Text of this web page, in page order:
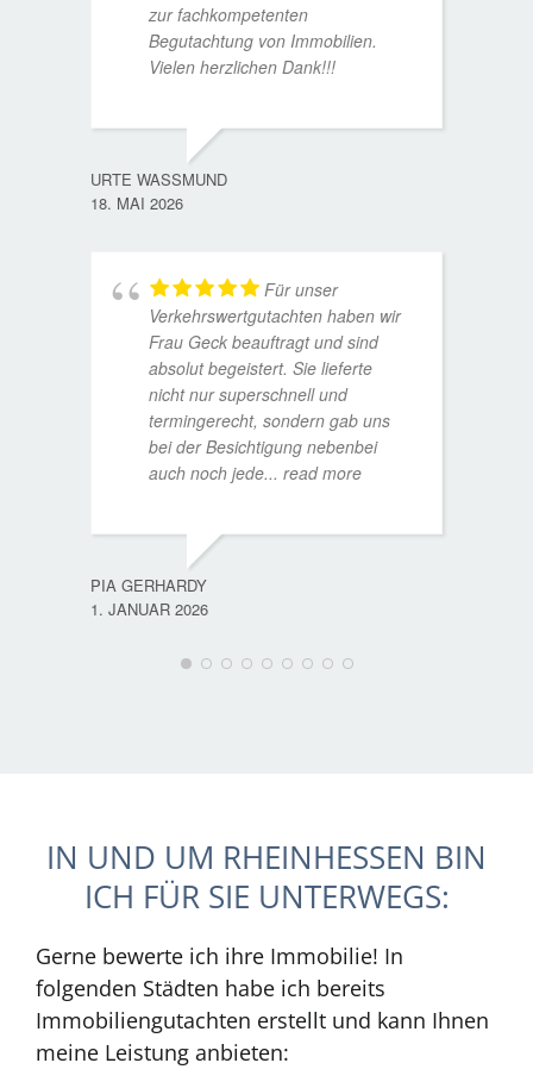
zur fachkompetenten
Begutachtung von Immobilien.
Vielen herzlichen Dank!!!
URTE WASSMUND
18. MAI 2026
Für unser
Verkehrswertgutachten haben wir
Frau Geck beauftragt und sind
absolut begeistert. Sie lieferte
nicht nur superschnell und
termingerecht, sondern gab uns
bei der Besichtigung nebenbei
auch noch jede... read more
PIA GERHARDY
1. JANUAR 2026
IN UND UM RHEINHESSEN BIN
ICH FÜR SIE UNTERWEGS:
Gerne bewerte ich ihre Immobilie! In
folgenden Städten habe ich bereits
Immobiliengutachten erstellt und kann Ihnen
meine Leistung anbieten: